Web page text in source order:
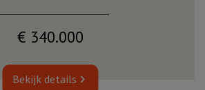
€ 340.000
Bekijk details